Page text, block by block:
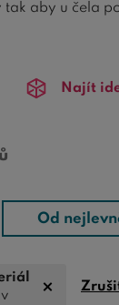
tak aby u čela
Pokud
Najít
Od